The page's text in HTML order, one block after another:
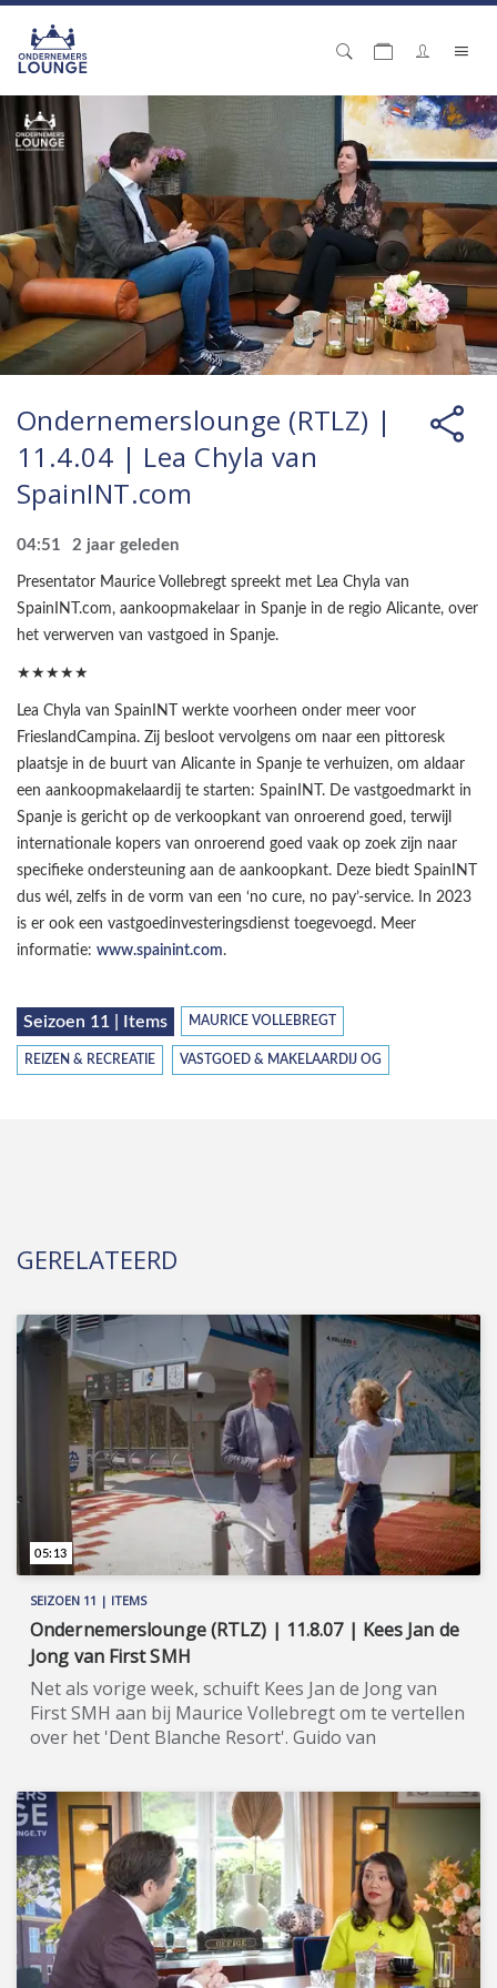
Ondernemerslounge (RTLZ) |
11.4.04 | Lea Chyla van
SpainINT.com
04:51 2 jaar geleden
Presentator Maurice Vollebregt spreekt met Lea Chyla van
SpainINT.com, aankoopmakelaar in Spanje in de regio Alicante, over
het verwerven van vastgoed in Spanje.
★★★★★
Lea Chyla van SpainINT werkte voorheen onder meer voor
FrieslandCampina. Zij besloot vervolgens om naar een pittoresk
plaatsje in de buurt van Alicante in Spanje te verhuizen, om aldaar
een aankoopmakelaardij te starten: SpainINT. De vastgoedmarkt in
Spanje is gericht op de verkoopkant van onroerend goed, terwijl
internationale kopers van onroerend goed vaak op zoek zijn naar
specifieke ondersteuning aan de aankoopkant. Deze biedt SpainINT
dus wél, zelfs in de vorm van een ‘no cure, no pay’-service. In 2023
is er ook een vastgoedinvesteringsdienst toegevoegd. Meer
informatie: www.spainint.com.
Seizoen 11 | Items MAURICE VOLLEBREGT
REIZEN & RECREATIE VASTGOED & MAKELAARDIJ OG
GERELATEERD
SEIZOEN 11 | ITEMS
Ondernemerslounge (RTLZ) | 11.8.07 | Kees Jan de
Jong van First SMH
Net als vorige week, schuift Kees Jan de Jong van
First SMH aan bij Maurice Vollebregt om te vertellen
over het 'Dent Blanche Resort'. Guido van
gerenommeerd vastgoedbedrijf met wortels in
zowel Nederland als Zwitserland. Directeur Guido
van Hoogdalem, die Zwitserland al sinds zijn
geboorte kent en er ook woont, is de aangewezen
persoon om voor Nederlandse particulieren, die een
(tweede) woning in Zwitserland willen kopen, de
mogelijkheden zorgvuldig in kaart te brengen en
hen van A tot Z te begeleiden. Inmiddels is FIRST
ook uw partner voor het aankopen van vastgoed in
05:13